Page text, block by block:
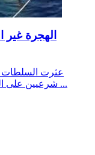
شرعيين على السواحل الإيطالية في حين لا يزال البحث جار ...